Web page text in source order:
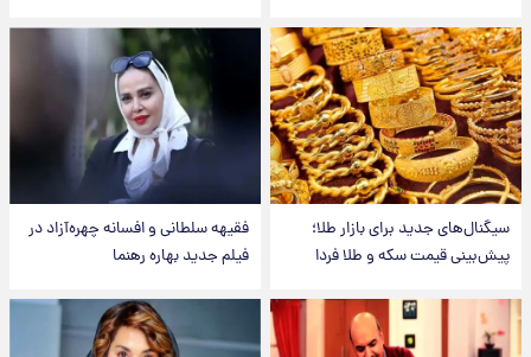
سیگنال‌های جدید برای بازار طلا؛
پیش‌بینی قیمت سکه و طلا فردا
فقیهه سلطانی و افسانه چهره‌آزاد در
فیلم جدید بهاره رهنما